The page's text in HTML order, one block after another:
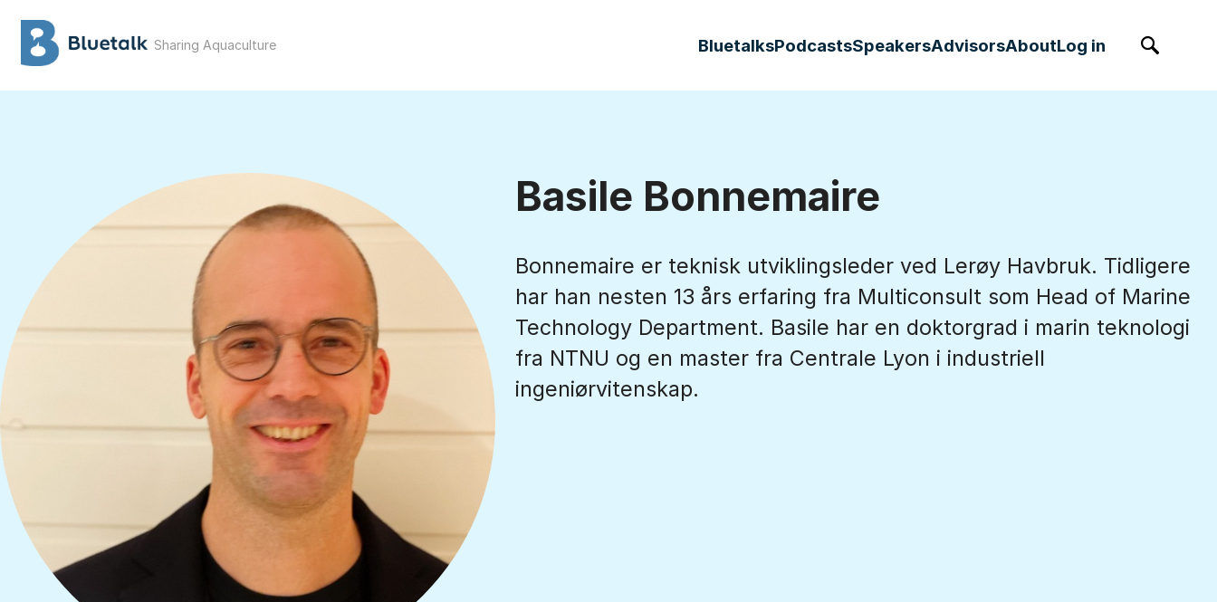
Sharing Aquaculture BluetalksPodcastsSpeakersAdvisorsAboutLog in
Basile Bonnemaire
Bonnemaire er teknisk utviklingsleder ved Lerøy Havbruk. Tidligere
har han nesten 13 års erfaring fra Multiconsult som Head of Marine
Technology Department. Basile har en doktorgrad i marin teknologi
fra NTNU og en master fra Centrale Lyon i industriell
ingeniørvitenskap.